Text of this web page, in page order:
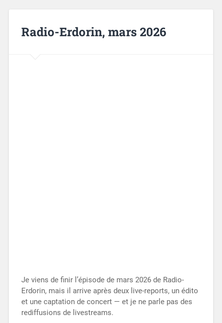
Radio-Erdorin, mars 2026
Je viens de finir l’épisode de mars 2026 de Radio-
Erdorin, mais il arrive après deux live-reports, un édito
et une captation de concert — et je ne parle pas des
rediffusions de livestreams.